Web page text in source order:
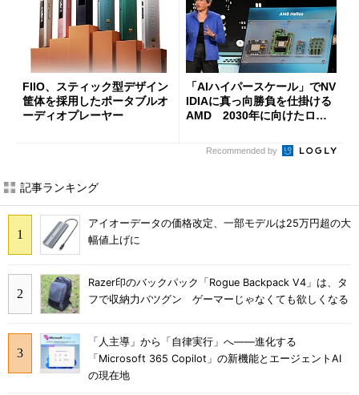
FIIO、スティック型デザイン
筐体を採用したポータブルオ
ーディオプレーヤー
「AIハイパースケール」でNV
IDIAに真っ向勝負を仕掛ける
AMD 2030年に向けたロー
Recommended by
記事ランキング
アイオーデータの価格改定、一部モデルは25万円超の大
幅値上げに
Razer印のバックパック「Rogue Backpack V4」は、タ
フで収納力バツグン ゲーマーじゃなくても欲しくなる
「人主導」から「自律実行」へ――進化する
「Microsoft 365 Copilot」の新機能とエージェントAI
の現在地